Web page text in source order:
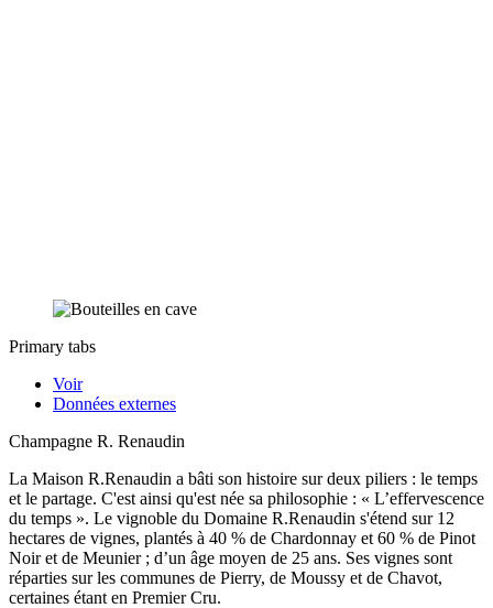
Primary tabs
Voir
Données externes
Champagne R. Renaudin
La Maison R.Renaudin a bâti son histoire sur deux piliers : le temps
et le partage. C'est ainsi qu'est née sa philosophie : « L’effervescence
du temps ». Le vignoble du Domaine R.Renaudin s'étend sur 12
hectares de vignes, plantés à 40 % de Chardonnay et 60 % de Pinot
Noir et de Meunier ; d’un âge moyen de 25 ans. Ses vignes sont
réparties sur les communes de Pierry, de Moussy et de Chavot,
certaines étant en Premier Cru.